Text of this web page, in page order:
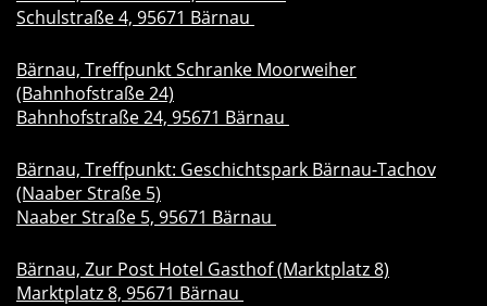
Schulstraße 4, 95671 Bärnau
Bärnau, Treffpunkt Schranke Moorweiher
(Bahnhofstraße 24)
Bahnhofstraße 24, 95671 Bärnau
Bärnau, Treffpunkt: Geschichtspark Bärnau-Tachov
(Naaber Straße 5)
Naaber Straße 5, 95671 Bärnau
Bärnau, Zur Post Hotel Gasthof (Marktplatz 8)
Marktplatz 8, 95671 Bärnau